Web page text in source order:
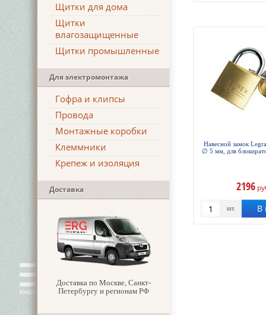
Щитки для дома
Щитки
влагозащищенные
Щитки промышленные
Для электромонтажа
Гофра и клипсы
Провода
Монтажные коробки
Клеммники
Крепеж и изоляция
Доставка
Доставка по Москве, Санкт-
Петербургу и регионам РФ
Навесной замок
∅ 5 мм, для
2196
шт. В